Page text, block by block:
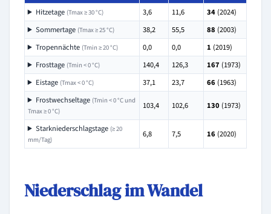
Hitzetage (Tmax ≥ 30 °C) 3,6 11,6 34(2024)
Sommertage (Tmax ≥ 25 °C) 38,2 55,5 88 (2003)
Tropennächte (Tmin ≥ 20 °C) 0,0 0,0 1 (2019)
Frosttage (Tmin < 0 °C) 140,4 126,3 167 (1973)
Eistage (Tmax < 0 °C) 37,1 23,7 66(1963)
Frostwechseltage (Tmin < 0 °C und
Tmax ≥ 0 °C)
103,4 102,6 130(1973)
Starkniederschlagstage (≥ 20
mm/Tag)
6,8 7,5 16(2020)
Niederschlag im Wandel